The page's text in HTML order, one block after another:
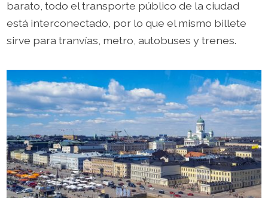
barato, todo el transporte público de la ciudad
está interconectado, por lo que el mismo billete
sirve para tranvías, metro, autobuses y trenes.